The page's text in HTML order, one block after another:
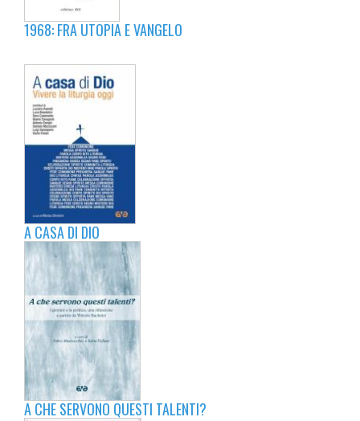
1968: FRA UTOPIA E VANGELO
A CASA DI DIO
A CHE SERVONO QUESTI TALENTI?